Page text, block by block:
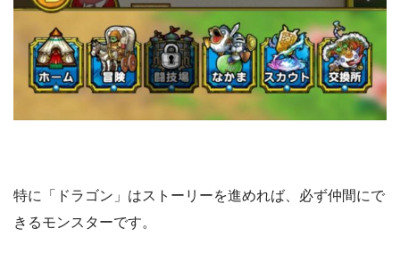
特に「ドラゴン」はストーリーを進めれば、必ず仲間にで
きるモンスターです。